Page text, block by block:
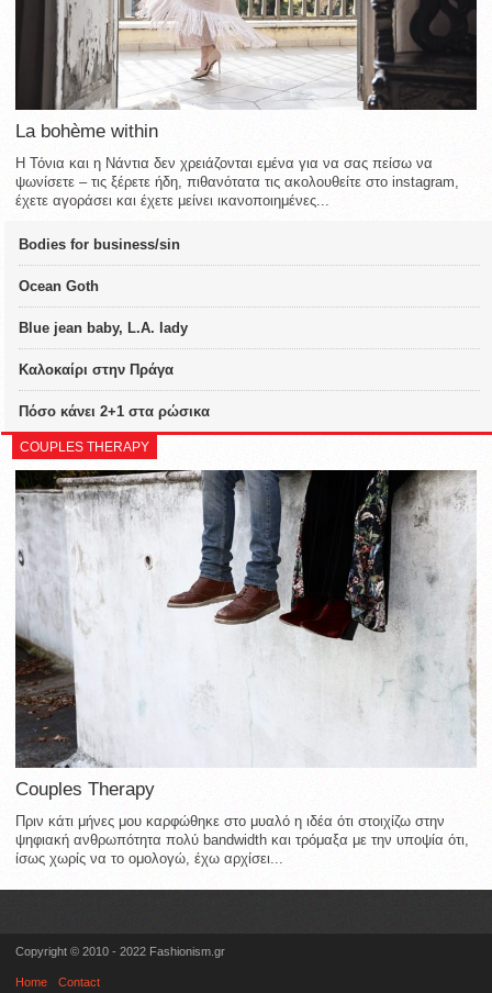
La bohème within
Η Τόνια και η Νάντια δεν χρειάζονται εμένα για να σας πείσω να
ψωνίσετε – τις ξέρετε ήδη, πιθανότατα τις ακολουθείτε στο instagram,
έχετε αγοράσει και έχετε μείνει ικανοποιημένες...
Bodies for business/sin
Ocean Goth
Blue jean baby, L.A. lady
Καλοκαίρι στην Πράγα
Πόσο κάνει 2+1 στα ρώσικα
COUPLES THERAPY
Couples Therapy
Πριν κάτι μήνες μου καρφώθηκε στο μυαλό η ιδέα ότι στοιχίζω στην
ψηφιακή ανθρωπότητα πολύ bandwidth και τρόμαξα με την υποψία ότι,
ίσως χωρίς να το ομολογώ, έχω αρχίσει...
Copyright © 2010 - 2022 Fashionism.gr
Home Contact